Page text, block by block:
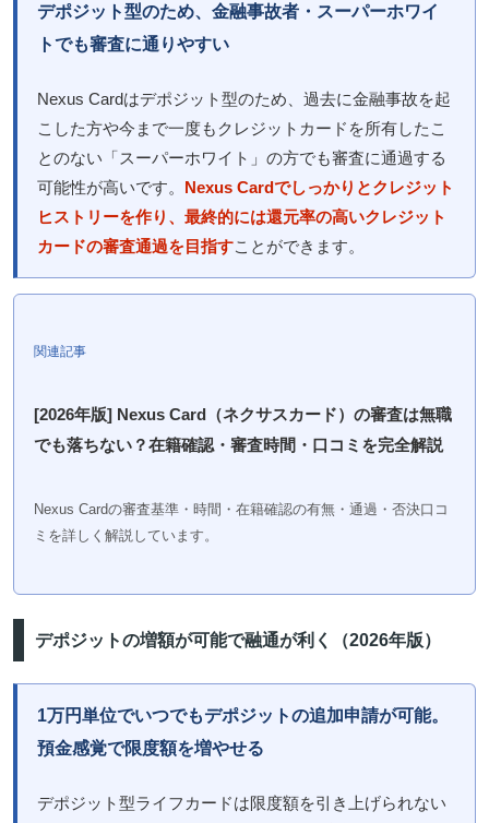
デポジット型のため、金融事故者・スーパーホワイ
トでも審査に通りやすい
Nexus Cardはデポジット型のため、過去に金融事故を起
こした方や今まで一度もクレジットカードを所有したこ
とのない「スーパーホワイト」の方でも審査に通過する
可能性が高いです。
Nexus Cardでしっかりとクレジット
ヒストリーを作り、最終的には還元率の高いクレジット
カードの審査通過を目指すことができます。
関連記事
[2026年版] Nexus Card（ネクサスカード）の審査は無職
でも落ちない？在籍確認・審査時間・口コミを完全解説
Nexus Cardの審査基準・時間・在籍確認の有無・通過・否決口コ
ミを詳しく解説しています。
デポジットの増額が可能で融通が利く（2026年版）
1万円単位でいつでもデポジットの追加申請が可能。
預金感覚で限度額を増やせる
デポジット型ライフカードは限度額を引き上げられない